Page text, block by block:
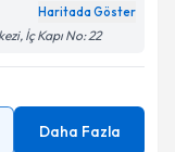
Haritada Göster
İç Kapı No: 22
Daha Fazla